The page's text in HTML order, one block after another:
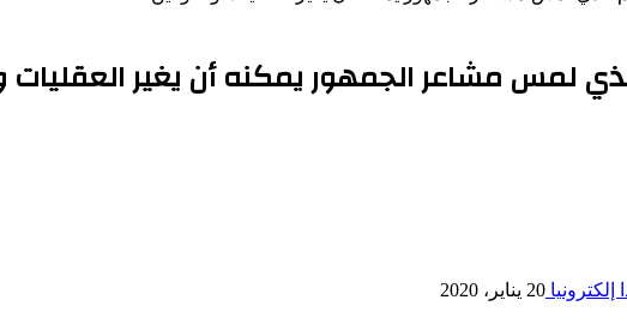
لمس مشاعر الجمهور يمكنه أن يغير العقليات
إلكترونيا 20 يناير، 2020